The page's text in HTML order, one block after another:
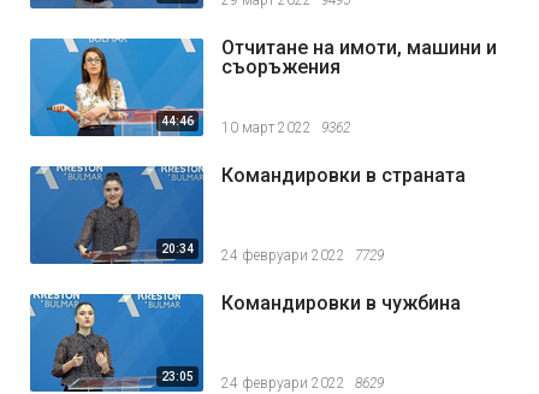
44:46
Отчитане на имоти, машини и
съоръжения
10 март 2022 9362
20:34
Командировки в страната
24 февруари 2022 7729
23:05
Командировки в чужбина
24 февруари 2022 8629